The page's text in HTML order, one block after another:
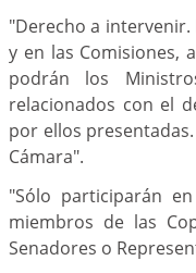
"Derecho a intervenir.
y en las Comisiones,
podrán los
relacionados con el
por ellos
Cámara".
"Sólo participarán
miembros de las
Senadores o